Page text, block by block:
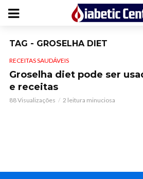
TAG - GROSELHA DIET
RECEITAS SAUDÁVEIS
Groselha diet pode ser
e receitas
88 Visualizações 2 leitura minuciosa